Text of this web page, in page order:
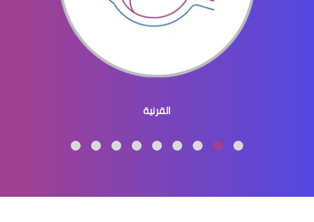
ماء الازرق بالعين
القرنية